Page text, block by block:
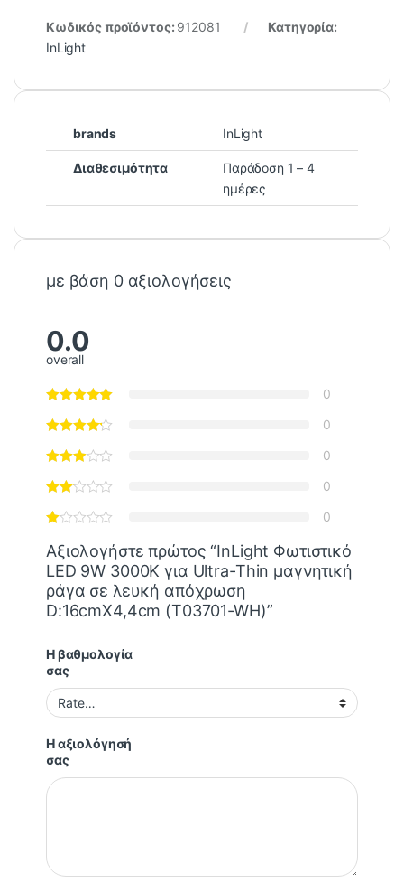
Κωδικός προϊόντος: 912081
Κατηγορία:
InLight
brands InLight
Διαθεσιμότητα
Παράδοση 1 – 4
ημέρες
με βάση 0 αξιολογήσεις
0.0
overall
0
0
0
0
0
Αξιολογήστε πρώτος “InLight Φωτιστικό
LED 9W 3000K για Ultra-Thin μαγνητική
ράγα σε λευκή απόχρωση
D:16cmX4,4cm (T03701-WH)”
Η βαθμολογία
σας
Η αξιολόγησή
σας